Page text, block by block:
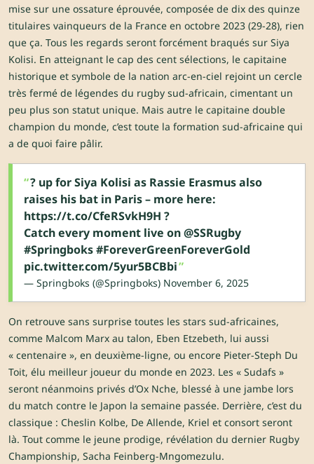
mise sur une ossature éprouvée, composée de dix des quinze
titulaires vainqueurs de la France en octobre 2023 (29-28), rien
que ça. Tous les regards seront forcément braqués sur Siya
Kolisi. En atteignant le cap des cent sélections, le capitaine
historique et symbole de la nation arc-en-ciel rejoint un cercle
très fermé de légendes du rugby sud-africain, cimentant un
peu plus son statut unique. Mais autre le capitaine double
champion du monde, c’est toute la formation sud-africaine qui
a de quoi faire pâlir.
? up for Siya Kolisi as Rassie Erasmus also
raises his bat in Paris – more here:
https://t.co/CfeRSvkH9H ?
Catch every moment live on@SSRugby
#Springboks#ForeverGreenForeverGold
pic.twitter.com/5yur5BCBbi
— Springboks (@Springboks) November 6, 2025
On retrouve sans surprise toutes les stars sud-africaines,
comme Malcom Marx au talon, Eben Etzebeth, lui aussi
« centenaire », en deuxième-ligne, ou encore Pieter-Steph Du
Toit, élu meilleur joueur du monde en 2023. Les « Sudafs »
seront néanmoins privés d’Ox Nche, blessé à une jambe lors
du match contre le Japon la semaine passée. Derrière, c’est du
classique : Cheslin Kolbe, De Allende, Kriel et consort seront
là. Tout comme le jeune prodige, révélation du dernier Rugby
Championship, Sacha Feinberg-Mngomezulu.